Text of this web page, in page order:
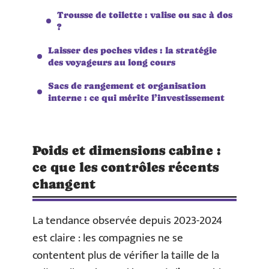
Trousse de toilette : valise ou sac à dos
?
Laisser des poches vides : la stratégie
des voyageurs au long cours
Sacs de rangement et organisation
interne : ce qui mérite l’investissement
Poids et dimensions cabine :
ce que les contrôles récents
changent
La tendance observée depuis 2023-2024
est claire : les compagnies ne se
contentent plus de vérifier la taille de la